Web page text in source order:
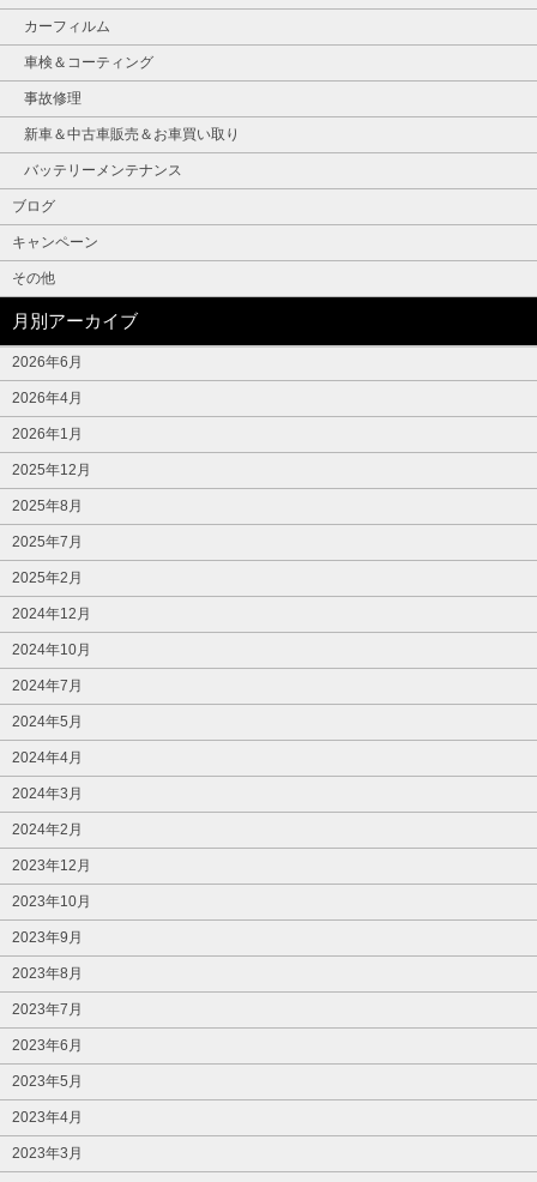
カーフィルム
車検＆コーティング
事故修理
新車＆中古車販売＆お車買い取り
バッテリーメンテナンス
ブログ
キャンペーン
その他
月別アーカイブ
2026年6月
2026年4月
2026年1月
2025年12月
2025年8月
2025年7月
2025年2月
2024年12月
2024年10月
2024年7月
2024年5月
2024年4月
2024年3月
2024年2月
2023年12月
2023年10月
2023年9月
2023年8月
2023年7月
2023年6月
2023年5月
2023年4月
2023年3月